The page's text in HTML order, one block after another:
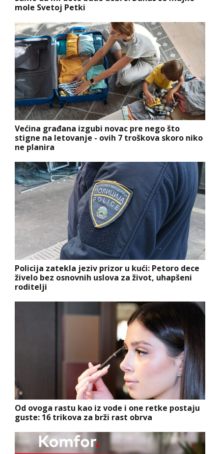
mole Svetoj Petki
Većina građana izgubi novac pre nego što
stigne na letovanje - ovih 7 troškova skoro niko
ne planira
Policija zatekla jeziv prizor u kući: Petoro dece
živelo bez osnovnih uslova za život, uhapšeni
roditelji
Od ovoga rastu kao iz vode i one retke postaju
guste: 16 trikova za brži rast obrva